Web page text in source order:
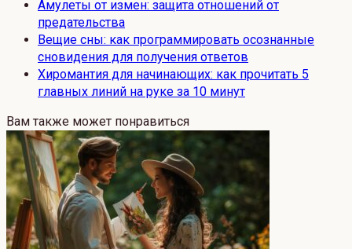
Амулеты от измен: защита отношений от
предательства
Вещие сны: как программировать осознанные
сновидения для получения ответов
Хиромантия для начинающих: как прочитать 5
главных линий на руке за 10 минут
Вам также может понравиться